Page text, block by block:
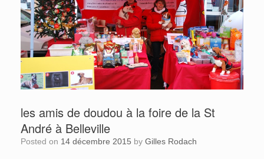
les amis de doudou à la foire de la St
André à Belleville
Posted on 14 décembre 2015 by Gilles Rodach